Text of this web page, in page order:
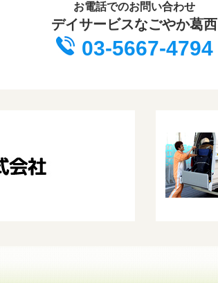
お電話でのお問い合わせ
デイサービスなごやか葛西
03-5667-4794